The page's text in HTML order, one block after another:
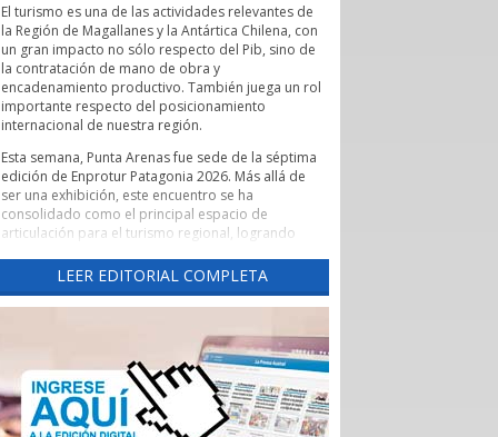
El turismo es una de las actividades relevantes de
la Región de Magallanes y la Antártica Chilena, con
un gran impacto no sólo respecto del Pib, sino de
la contratación de mano de obra y
encadenamiento productivo. También juega un rol
importante respecto del posicionamiento
internacional de nuestra región.
Esta semana, Punta Arenas fue sede de la séptima
edición de Enprotur Patagonia 2026. Más allá de
ser una exhibición, este encuentro se ha
consolidado como el principal espacio de
articulación para el turismo regional, logrando
un entorno de profesionalismo y colaboración.
Lo que realmente otorga un valor estratégico a
catalizador de vínculos comerciales. El evento ha
facilitado de manera excepcional el acceso directo
de hoteles, restaurantes y otros servicios turísticos
-el sector Horeca- a una red diversificada de
proveedores.
LEER EDITORIAL COMPLETA